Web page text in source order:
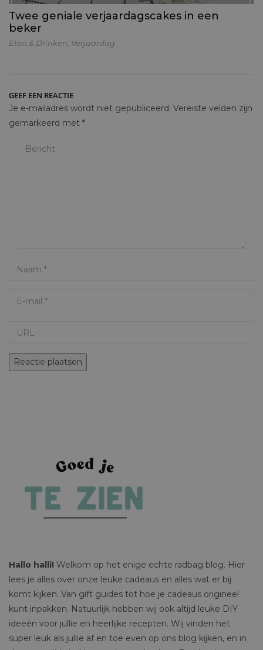
Twee geniale verjaardagscakes in een
beker
Eten & Drinken Verjaardag
GEEF EEN REACTIE
Je e-mailadres wordt niet gepubliceerd. Vereiste velden zijn
gemarkeerd met *
Bericht
Name
Email
Hallo halli! Welkom op het enige echte radbag blog. Hier
lees je alles over onze leuke cadeaus en alles wat er bij
komt kijken. Van gift guides tot hoe je cadeaus origineel
kunt inpakken. Natuurlijk hebben wij ook altijd leuke DIY
ideeën voor jullie en heerlijke recepten. Wij vinden het
super leuk als jullie af en toe even op ons blog kijken, en in